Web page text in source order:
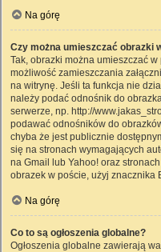
Na górę
Czy można umieszczać obrazki
Tak, obrazki można umieszczać w
możliwość zamieszczania
na witrynę. Jeśli ta funkcja nie
należy podać odnośnik do
serwerze, np. http://
podawać odnośników do
chyba że jest publicznie
się na stronach wymagających
na Gmail lub Yahoo! oraz
obrazek w poście, użyj znacznika
Na górę
Co to są ogłoszenia globalne?
Ogłoszenia globalne zawierają